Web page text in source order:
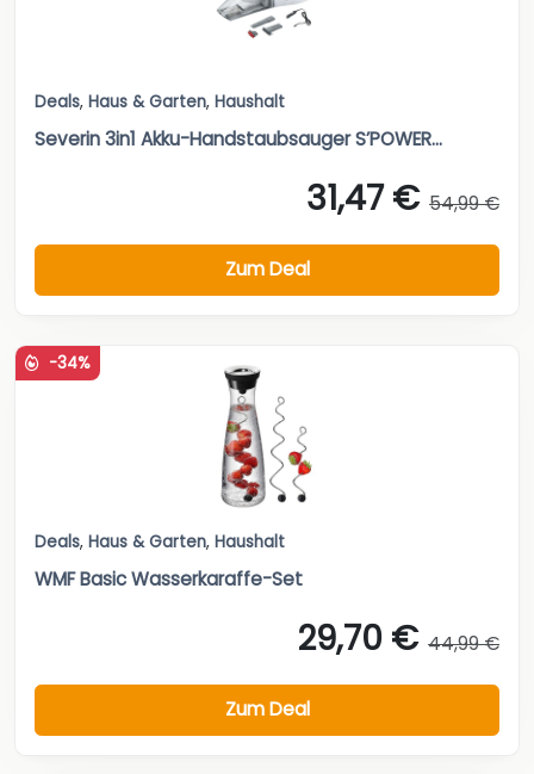
Deals, Haus & Garten, Haushalt
Severin 3in1 Akku-Handstaubsauger S’POWER...
31,47 € 54,99 €
Zum Deal
-34%
Deals, Haus & Garten, Haushalt
WMF Basic Wasserkaraffe-Set
29,70 € 44,99 €
Zum Deal